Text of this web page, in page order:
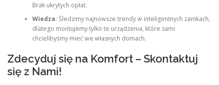
Brak ukrytych opłat.
Wiedza: Śledzimy najnowsze trendy w inteligentnych zamkach,
dlatego montujemy tylko te urządzenia, które sami
chcielibyśmy mieć we własnych domach.
Zdecyduj się na Komfort – Skontaktuj
się z Nami!